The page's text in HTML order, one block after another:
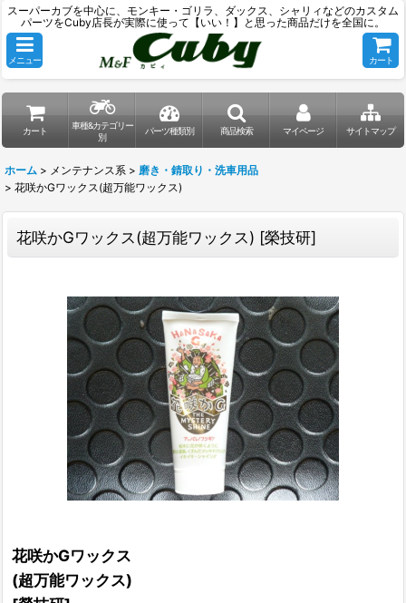
スーパーカブを中心に、モンキー・ゴリラ、ダックス、シャリィなどのカスタム
パーツをCuby店長が実際に使って【いい！】と思った商品だけを全国に。
メニュー カート
カート
車種&カテゴリー
別
パーツ種類別 商品検索 マイページ サイトマップ
ホーム > メンテナンス系 > 磨き・錆取り・洗車用品
> 花咲かGワックス(超万能ワックス)
花咲かGワックス(超万能ワックス) [榮技研]
花咲かGワックス
(超万能ワックス)